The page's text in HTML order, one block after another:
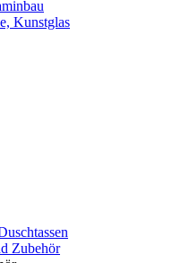
Kunstglas
Zubehör